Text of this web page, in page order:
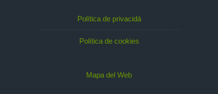
Política de privacidá
Política de cookies
Mapa del Web